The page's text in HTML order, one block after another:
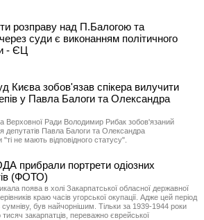
розправу над П.Балогою та
суди є виконанням політичного
- ЄЦ
Києва зобов'язав спікера вилучити
у Павла Балоги та Олександра
Верховної Ради Володимир Рибак зобов'язаний
депутатів Павла Балоги та Олександра
не мають відповідного статусу".
прибрали портрети одіозних
(ФОТО)
поява в холі Закарпатської обласної державної
краю часів угорської окупації. Адже цей період
сумніву, був найчорнішим. Тільки за 1939-1944 роки
закарпатців, переважно єврейської